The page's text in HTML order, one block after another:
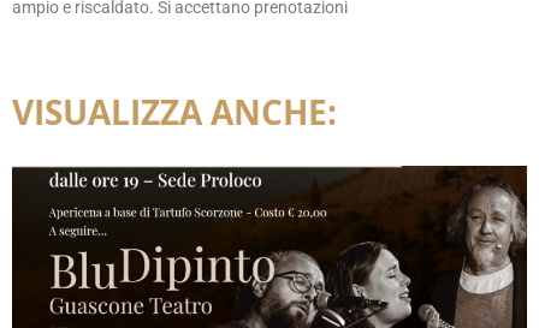
ampio e riscaldato. Si accettano prenotazioni
VISUALIZZA ANCHE: